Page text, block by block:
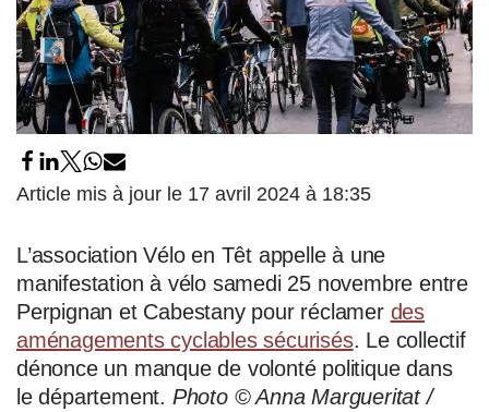
Article mis à jour le 17 avril 2024 à 18:35
L’association Vélo en Têt appelle à une
manifestation à vélo samedi 25 novembre entre
Perpignan et Cabestany pour réclamer des
aménagements cyclables sécurisés. Le collectif
dénonce un manque de volonté politique dans
le département. Photo © Anna Margueritat /